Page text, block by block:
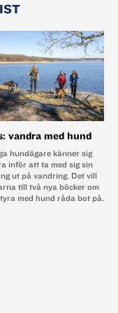
vandra med hund
hundägare känner sig
inför att ta med sig sin
ut på vandring. Det vill
till två nya böcker om
med hund råda bot på.